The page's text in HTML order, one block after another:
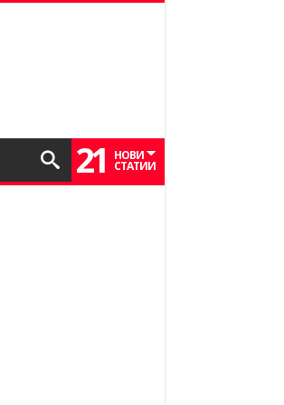
21 НОВИ
СТАТИИ